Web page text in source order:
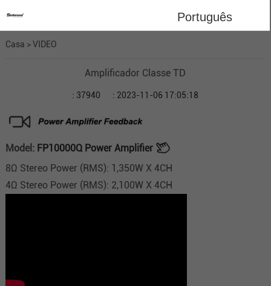
Português
Casa >VIDEO
Amplificador Classe TD
: 37940 : 2023-11-06 17:05:18
Model: FP10000Q Power Amplifier
8Ω Stereo Power (RMS): 1,350W X 4CH
4Ω Stereo Power (RMS): 2,100W X 4CH